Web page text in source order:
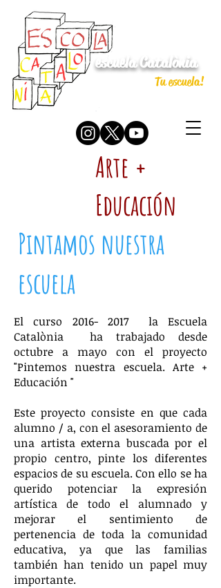
escuela Catalònia
Tu escuela!
Arte +
Educación
Pintamos nuestra
escuela
El curso 2016- 2017
la Escuela
Catalònia
ha trabajado desde
octubre a mayo con el proyecto
"Pintemos nuestra escuela. Arte +
Educación "
Este proyecto consiste en que cada
alumno / a, con el asesoramiento de
una artista externa buscada por el
propio centro, pinte los diferentes
espacios de su escuela. Con ello se ha
querido potenciar la expresión
artística de todo el alumnado y
mejorar el sentimiento de
pertenencia de toda la comunidad
educativa, ya que las familias
también han tenido un papel muy
importante.